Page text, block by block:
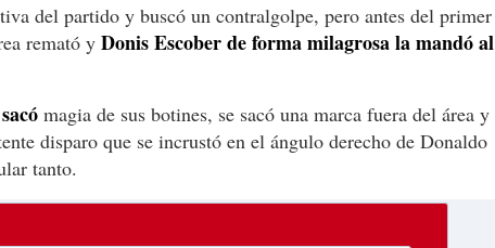
del partido y buscó un contralgolpe, pero antes del primer
remató y Donis Escober de forma milagrosa la mandó al
magia de sus botines, se sacó una marca fuera del área y
disparo que se incrustó en el ángulo derecho de Donaldo
tanto.